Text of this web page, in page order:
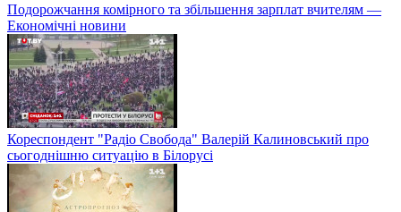
Подорожчання комірного та збільшення зарплат вчителям —
Економічні новини
Кореспондент "Радіо Свобода" Валерій Калиновський про
сьогоднішню ситуацію в Білорусі